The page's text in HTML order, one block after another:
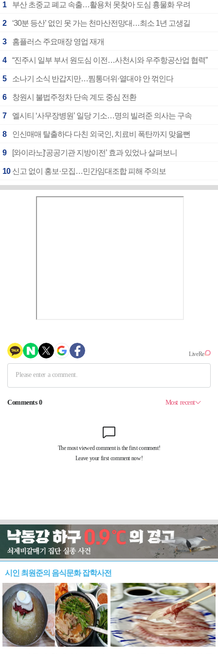
1 부산 초중교 폐교 속출…활용처 못찾아 도심 흉물화 우려
2 ‘30분 등산’ 없인 못 가는 천마산전망대…최소 1년 고생길
3 홈플러스 주요매장 영업 재개
4 “진주시 일부 부서 원도심 이전…사천시와 우주항공산업 협력”
5 소나기 소식 반갑지만…찜통더위·열대야 안 꺾인다
6 창원시 불법주정차 단속 계도 중심 전환
7 엘시티 ‘사무장병원’ 일당 기소…명의 빌려준 의사는 구속
8 인신매매 탈출하다 다친 외국인, 치료비 폭탄까지 맞을뻔
9 [와이라노]‘공공기관 지방이전’ 효과 있었나 살펴보니
10 신고 없이 홍보·모집…민간임대조합 피해 주의보
시인 최원준의 음식문화 잡학사전